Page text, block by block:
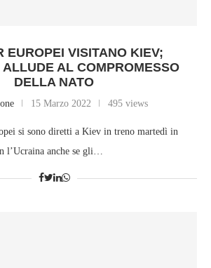
EUROPEI VISITANO KIEV;
AL COMPROMESSO
DELLA NATO
15 Marzo 2022 495 views
si sono diretti a Kiev in treno martedì in
l’Ucraina anche se gli…